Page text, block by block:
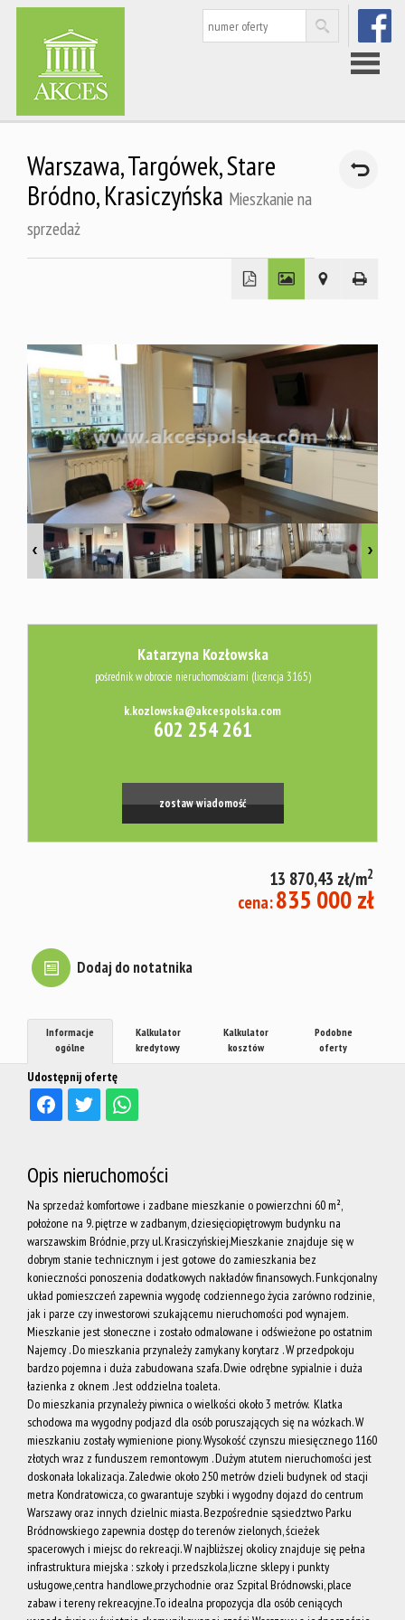
Strona
Usługi
Kredyty
Wycena
Warto
Mieszkań
na
Wynajem
Grupa
Warszawa,Targówek,Stare
Bródno, Krasiczyńska Mieszkanie na
sprzedaż
Katarzyna Kozłowska
pośrednik w obrocie nieruchomościami (licencja 3165)
k.kozlowska@akcespolska.com
602 254 261
zostaw wiadomość
13 870,43 zł/m2
cena:835 000 zł
Dodaj do notatnika
Udostępnij ofertę
Informacje
ogólne
Kalkulator
kredytowy
Kalkulator
kosztów
Podobne
oferty
Opis nieruchomości
Na sprzedaż komfortowe i zadbane mieszkanie o powierzchni 60 m²,
położone na 9. piętrze w zadbanym, dziesięciopiętrowym budynku na
warszawskim Bródnie, przy ul. Krasiczyńskiej.Mieszkanie znajduje się w
dobrym stanie technicznym i jest gotowe do zamieszkania bez
konieczności ponoszenia dodatkowych nakładów finansowych. Funkcjonalny
układ pomieszczeń zapewnia wygodę codziennego życia zarówno rodzinie,
jak i parze czy inwestorowi szukającemu nieruchomości pod wynajem.
Mieszkanie jest słoneczne i zostało odmalowane i odświeżone po ostatnim
Najemcy . Do mieszkania przynależy zamykany korytarz . W przedpokoju
bardzo pojemna i duża zabudowana szafa. Dwie odrębne sypialnie i duża
łazienka z oknem . Jest oddzielna toaleta.
Do mieszkania przynależy piwnica o wielkości około 3 metrów. Klatka
schodowa ma wygodny podjazd dla osób poruszających się na wózkach. W
mieszkaniu zostały wymienione piony. Wysokość czynszu miesięcznego 1160
złotych wraz z funduszem remontowym .Dużym atutem nieruchomości jest
doskonała lokalizacja. Zaledwie około 250 metrów dzieli budynek od stacji
metra Kondratowicza, co gwarantuje szybki i wygodny dojazd do centrum
Warszawy oraz innych dzielnic miasta. Bezpośrednie sąsiedztwo Parku
Bródnowskiego zapewnia dostęp do terenów zielonych, ścieżek
spacerowych i miejsc do rekreacji.W najbliższej okolicy znajduje się pełna
infrastruktura miejska :szkoły i przedszkola,liczne sklepy i punkty
usługowe,centra handlowe,przychodnie oraz Szpital Bródnowski,place
zabaw i tereny rekreacyjne.To idealna propozycja dla osób ceniących